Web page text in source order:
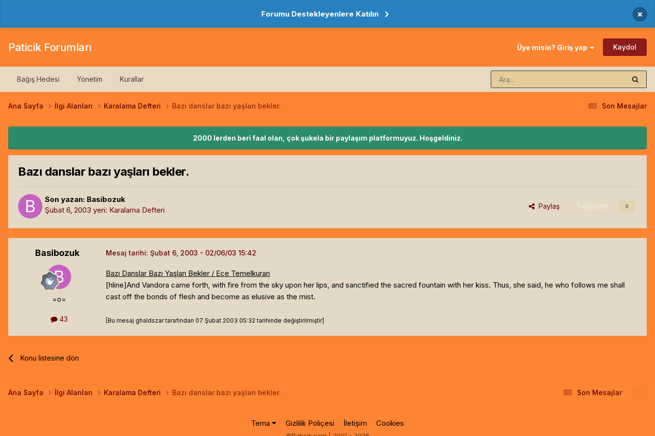
Forumu Destekleyenlere Katılın ×
Paticik Forumları Üye misin? Giriş yap Kaydol
Bağış Hedesi Yönetim Kurallar
Son Mesajlar
Ana Sayfa İlgi Alanları Karalama Defteri Bazı danslar bazı yaşları bekler.
2000 lerden beri faal olan, çok şukela bir paylaşım platformuyuz. Hoşgeldiniz.
Bazı danslar bazı yaşları bekler.
Son yazan: Basibozuk
Şubat 6, 2003 yeri: Karalama Defteri Paylaş Takipçiler 0
Basibozuk
=o=
43
Mesaj tarihi: Şubat 6, 2003
Bazı Danslar Bazı Yaşları Bekler / Ece Temelkuran
[hline]And Vandora came forth, with fire from the sky upon her lips, and sanctified the sacred fountain with her kiss. Thus, she said, he who follows me shall
cast off the bonds of flesh and become as elusive as the mist.
[Bu mesaj ghaldszar tarafından 07 Şubat 2003 05:32 tarihinde değiştirilmiştir]
Konu listesine dön
Son Mesajlar
Ana Sayfa İlgi Alanları Karalama Defteri Bazı danslar bazı yaşları bekler.
Tema Gizlilik Poliçesi İletişim Cookies